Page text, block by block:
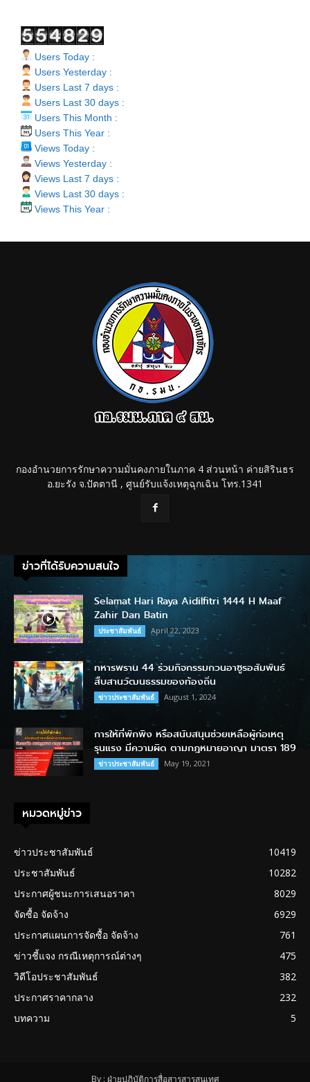
Users Today :
Users Yesterday :
Users Last 7 days :
Users Last 30 days :
Users This Month :
Users This Year :
Views Today :
Views Yesterday :
Views Last 7 days :
Views Last 30 days :
Views This Year :
กองอำนวยการรักษาความมั่นคงภายในภาค 4 ส่วนหน้า ค่ายสิรินธร
อ.ยะรัง จ.ปัตตานี , ศูนย์รับแจ้งเหตุฉุกเฉิน โทร.1341
ข่าวที่ได้รับความสนใจ
Selamat Hari Raya Aidilfitri 1444 H Maaf
Zahir Dan Batin
ประชาสัมพันธ์ April 22, 2023
ทหารพราน 44 ร่วมกิจกรรมกวนอาซูรอสัมพันธ์
สืบสานวัฒนธรรมของท้องถิ่น
ข่าวประชาสัมพันธ์ August 1, 2024
การให้ที่พักพิง หรือสนับสนุนช่วยเหลือผู้ก่อเหตุ
รุนแรง มีความผิด ตามกฎหมายอาญา มาตรา 189
ข่าวประชาสัมพันธ์ May 19, 2021
หมวดหมู่ข่าว
ข่าวประชาสัมพันธ์
10419
ประชาสัมพันธ์
10282
ประกาศผู้ชนะการเสนอราคา
8029
จัดซื้อ จัดจ้าง
6929
ประกาศแผนการจัดซื้อ จัดจ้าง
761
ข่าวชี้แจง กรณีเหตุการณ์ต่างๆ
475
วิดีโอประชาสัมพันธ์
382
ประกาศราคากลาง
232
บทความ
5
By : ฝ่ายปฏิบัติการสื่อสารสารสนเทศ